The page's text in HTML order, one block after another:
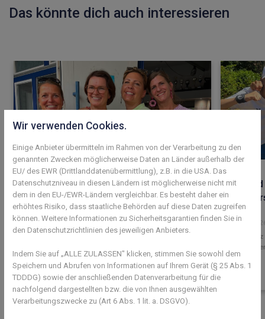
Das könnte dich auch interessieren
Mehr als 100 Mitglieder feiern beim
Sommerfest
05. August 2026
Jugend
27. Juli
Erster
Wir verwenden Cookies.
Einige Anbieter übermitteln im Rahmen von der Verarbeitung zu den
genannten Zwecken möglicherweise Daten an Länder außerhalb der
EU/ des EWR (Drittlanddatenübermittlung), z.B. in die USA. Das
Datenschutzniveau in diesen Ländern ist möglicherweise nicht mit
dem in den EU-/EWR-Ländern vergleichbar. Es besteht daher ein
erhöhtes Risiko, dass staatliche Behörden auf diese Daten zugreifen
können. Weitere Informationen zu Sicherheitsgarantien finden Sie in
den Datenschutzrichtlinien des jeweiligen Anbieters.
Indem Sie auf „ALLE ZULASSEN" klicken, stimmen Sie sowohl dem
Speichern und Abrufen von Informationen auf Ihrem Gerät (§ 25 Abs. 1
TDDDG) sowie der anschließenden Datenverarbeitung für die
nachfolgend dargestellten bzw. die von Ihnen ausgewählten
Verarbeitungszwecke zu (Art 6 Abs. 1 lit. a. DSGVO).